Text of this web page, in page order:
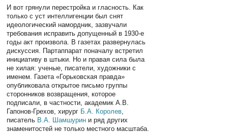
И вот грянули перестройка и гласность. Как
только с уст интеллигенции был снят
идеологический намордник, зазвучали
требования исправить допущенный в 1930-е
годы акт произвола. В газетах развернулась
дискуссия. Партаппарат поначалу встретил
инициативу в штыки. Но и правая сила была
не хилая: ученые, писатели, художники с
именем. Газета «Горьковская правда»
опубликовала открытое письмо группы
сторонников возвращения, которое
подписали, в частности, академик А.В.
Гапонов-Грехов, хирург Б.А. Королев,
писатель В.А. Шамшурин и ряд других
знаменитостей не только местного масштаба.